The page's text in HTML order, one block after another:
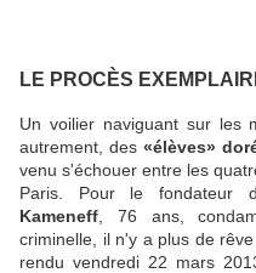
LE PROCÈS
Un voilier naviguant sur les
autrement, des«élèves»
venu s'échouer entre les
Paris. Pour le fondateur
Kameneff , 76 ans,
criminelle, il n'y a plus de
rendu vendredi 22 mars